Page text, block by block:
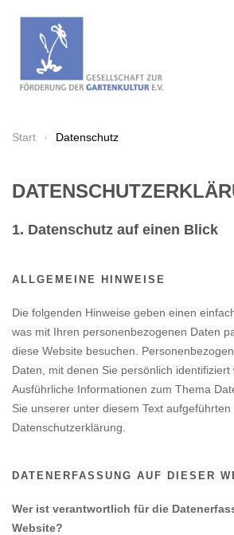
Zum Hauptinhalt springen
Start Datenschutz
1. Datenschutz auf einen Blick
ALLGEMEINE HINWEISE
Die folgenden Hinweise geben einen
was mit Ihren personenbezogenen Daten
diese Website besuchen.
Daten, mit denen Sie persönlich identifiziert
Ausführliche Informationen zum Thema
Sie unserer unter diesem Text aufgeführten
Datenschutzerklärung.
DATENERFASSUNG AUF DIESER
Wer ist verantwortlich für die
Website?